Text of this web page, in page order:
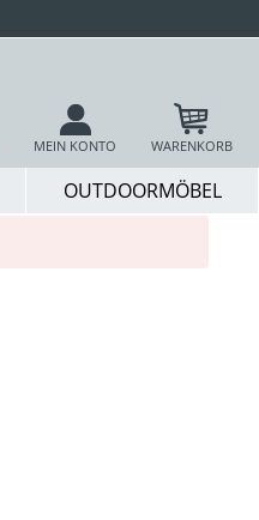
MEIN KONTO WARENKORB
OUTDOORMÖBEL